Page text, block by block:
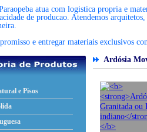
atua com logistica propria e
de producao. Atendemos
e entregar materiais exclusivos
e Pisos
Ardósia